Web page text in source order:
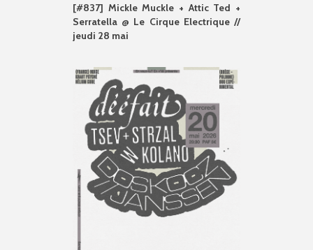
[#837] Mickle Muckle + Attic Ted +
Serratella @ Le Cirque Electrique //
jeudi 28 mai